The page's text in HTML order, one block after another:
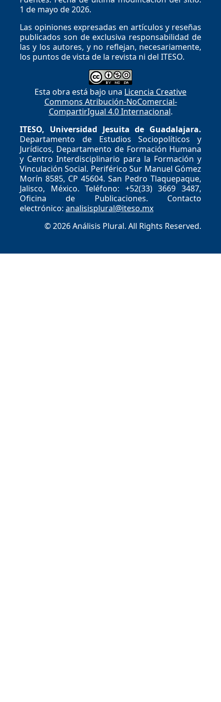
1 de mayo de 2026.
Las opiniones expresadas en artículos y reseñas
publicados son de exclusiva responsabilidad de
las y los autores, y no reflejan, necesariamente,
los puntos de vista de la revista ni del ITESO.
Esta obra está bajo una Licencia Creative
Commons Atribución-NoComercial-
CompartirIgual 4.0 Internacional.
ITESO, Universidad Jesuita de Guadalajara.
Departamento de Estudios Sociopolíticos y
Jurídicos, Departamento de Formación Humana
y Centro Interdisciplinario para la Formación y
Vinculación Social. Periférico Sur Manuel Gómez
Morín 8585, CP 45604. San Pedro Tlaquepaque,
Jalisco, México. Teléfono: +52(33) 3669 3487,
Oficina de Publicaciones. Contacto
electrónico: analisisplural@iteso.mx
© 2026 Análisis Plural. All Rights Reserved.